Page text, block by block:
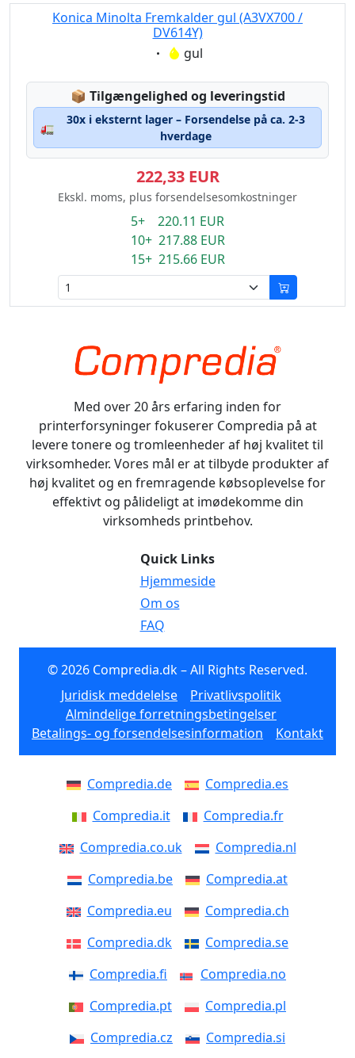
Konica Minolta Fremkalder gul (A3VX700 /
DV614Y)
Eigenschaft:
gul
📦 Lagerstatus:
Tilgængelighed og leveringstid
🚛
30x i eksternt lager – Forsendelse på ca. 2-3
hverdage
222,33 EUR
Ekskl. moms, plus forsendelsesomkostninger
5+ 220.11 EUR
10+ 217.88 EUR
15+ 215.66 EUR
Med over 20 års erfaring inden for
printerforsyninger fokuserer Compredia på at
levere tonere og tromleenheder af høj kvalitet til
virksomheder. Vores mål er at tilbyde produkter af
høj kvalitet og en fremragende købsoplevelse for
effektivt og pålideligt at imødekomme din
virksomheds printbehov.
Quick Links
Hjemmeside
Om os
FAQ
© 2026 Compredia.dk – All Rights Reserved.
Juridisk meddelelse
Privatlivspolitik
Almindelige forretningsbetingelser
Betalings- og forsendelsesinformation
Kontakt
Compredia.de
Compredia.es
Compredia.it
Compredia.fr
Compredia.co.uk
Compredia.nl
Compredia.be
Compredia.at
Compredia.eu
Compredia.ch
Compredia.dk
Compredia.se
Compredia.fi
Compredia.no
Compredia.pt
Compredia.pl
Compredia.cz
Compredia.si